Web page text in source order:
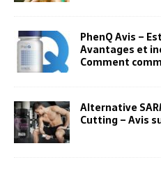
PhenQ Avis –
Avantages et
Comment
Alternative
Cutting – Avis